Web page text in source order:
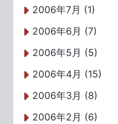
2006年7月 (1)
2006年6月 (7)
2006年5月 (5)
2006年4月 (15)
2006年3月 (8)
2006年2月 (6)